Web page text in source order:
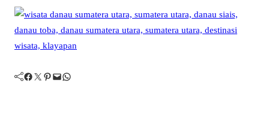
Facebook Twitter Pinterest Mail WhatsApp